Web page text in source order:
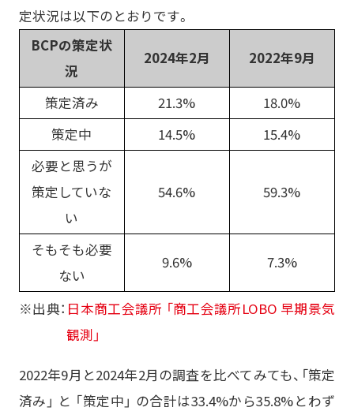
定状況は以下のとおりです。
BCPの策定状
況
2024年2月 2022年9月
策定済み 21.3%
18.0%
策定中
14.5%
15.4%
必要と思うが
策定していな
い
54.6% 59.3%
そもそも必要
ない
9.6% 7.3%
※出典： 日本商工会議所 「商工会議所LOBO 早期景気
観測」
2022年9月と2024年2月の調査を比べてみても、「策定
済み」 と 「策定中」 の合計は33.4%から35.8%とわず